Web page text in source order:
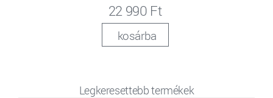
22 990 Ft
kosárba
Legkeresettebb termékek